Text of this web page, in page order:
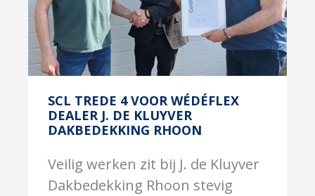
SCL TREDE 4 VOOR WÉDÉFLEX
DEALER J. DE KLUYVER
DAKBEDEKKING RHOON
Veilig werken zit bij J. de Kluyver
Dakbedekking Rhoon stevig